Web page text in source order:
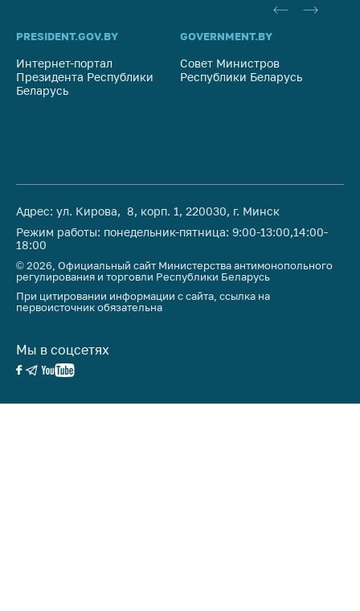
назначения и
медицинскую
технику
антимонопольного
законодательства
Предостережения и
предупреждения
Общественное
обсуждение
проектов
Маркировка
товаров
ведения бизнеса
PRESIDENT.GOV.BY
Интернет-портал
Президента Республики
Беларусь
GOVERNMENT.BY
Совет Министров
Республики Беларусь
Адрес: ул. Кирова, 8, корп. 1, 220030, г. Минск
Режим работы: понедельник-пятница: 9:00-13:00,14:00-
18:00
© 2026, Официальный сайт Министерства антимонопольного
регулирования и торговли Республики Беларусь
При цитировании информации с сайта, ссылка на
первоисточник обязательна
Мы в соцсетях